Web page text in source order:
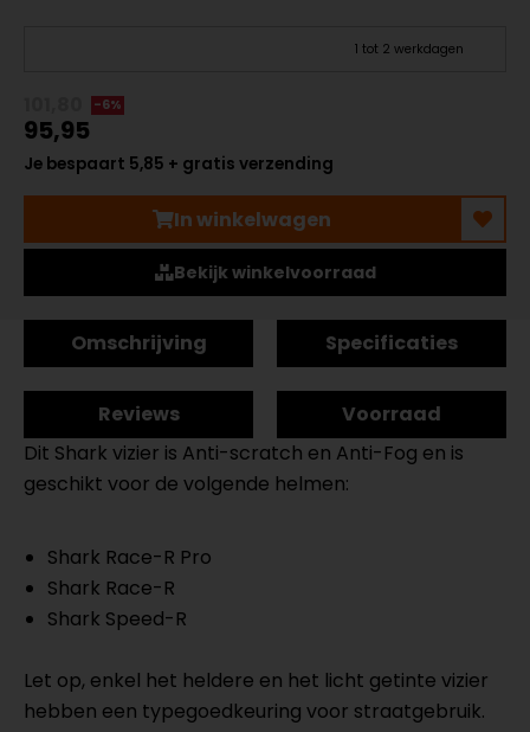
1 tot 2 werkdagen
-6%
95,95
Je bespaart 5,85 + gratis verzending
In winkelwagen
Bekijk winkelvoorraad
Omschrijving Specificaties
Reviews
Voorraad
Dit Shark vizier is Anti-scratch en Anti-Fog en is
geschikt voor de volgende helmen:
Shark Race-R Pro
Shark Race-R
Shark Speed-R
Let op, enkel het heldere en het licht getinte vizier
hebben een typegoedkeuring voor straatgebruik.